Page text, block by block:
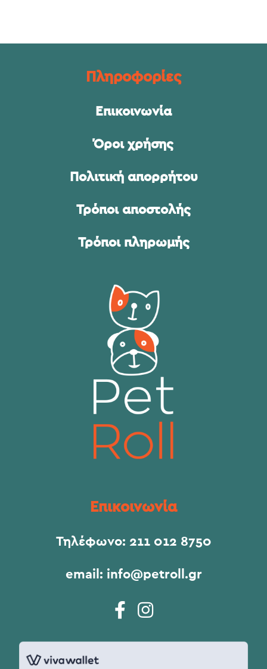
Πληροφορίες
Επικοινωνία
Όροι χρήσης
Πολιτική απορρήτου
Τρόποι αποστολής
Τρόποι πληρωμής
Επικοινωνία
Τηλέφωνο: 211 012 8750
email: info@petroll.gr